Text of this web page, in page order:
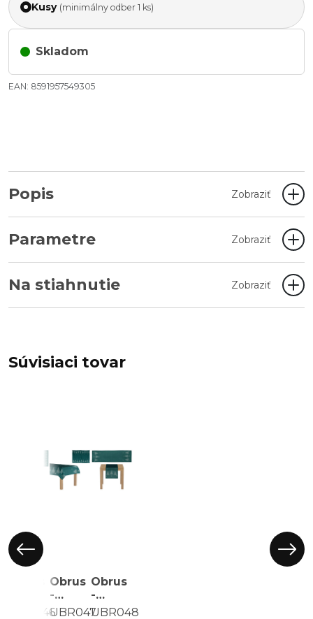
Kusy (minimálny odber 1 ks)
Skladom
EAN: 8591957549305
Popis Zobraziť
Parametre Zobraziť
Na stiahnutie Zobraziť
Súvisiaci tovar
UBR046
Obrus
-
motív
UBR047
Obrus
-
behúň,
UBR048